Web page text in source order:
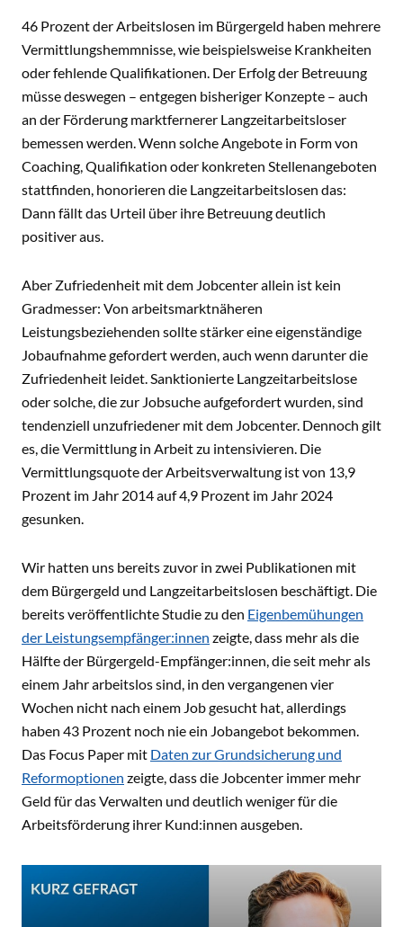
46 Prozent der Arbeitslosen im Bürgergeld haben mehrere
Vermittlungshemmnisse, wie beispielsweise Krankheiten
oder fehlende Qualifikationen. Der Erfolg der Betreuung
müsse deswegen – entgegen bisheriger Konzepte – auch
an der Förderung marktfernerer Langzeitarbeitsloser
bemessen werden. Wenn solche Angebote in Form von
Coaching, Qualifikation oder konkreten Stellenangeboten
stattfinden, honorieren die Langzeitarbeitslosen das:
Dann fällt das Urteil über ihre Betreuung deutlich
positiver aus.
Aber Zufriedenheit mit dem Jobcenter allein ist kein
Gradmesser: Von arbeitsmarktnäheren
Leistungsbeziehenden sollte stärker eine eigenständige
Jobaufnahme gefordert werden, auch wenn darunter die
Zufriedenheit leidet. Sanktionierte Langzeitarbeitslose
oder solche, die zur Jobsuche aufgefordert wurden, sind
tendenziell unzufriedener mit dem Jobcenter. Dennoch gilt
es, die Vermittlung in Arbeit zu intensivieren. Die
Vermittlungsquote der Arbeitsverwaltung ist von 13,9
Prozent im Jahr 2014 auf 4,9 Prozent im Jahr 2024
gesunken.
Wir hatten uns bereits zuvor in zwei Publikationen mit
dem Bürgergeld und Langzeitarbeitslosen beschäftigt. Die
bereits veröffentlichte Studie zu den Eigenbemühungen
der Leistungsempfänger:innen zeigte, dass mehr als die
Hälfte der Bürgergeld-Empfänger:innen, die seit mehr als
einem Jahr arbeitslos sind, in den vergangenen vier
Wochen nicht nach einem Job gesucht hat, allerdings
haben 43 Prozent noch nie ein Jobangebot bekommen.
Das Focus Paper mit Daten zur Grundsicherung und
Reformoptionen zeigte, dass die Jobcenter immer mehr
Geld für das Verwalten und deutlich weniger für die
Arbeitsförderung ihrer Kund:innen ausgeben.